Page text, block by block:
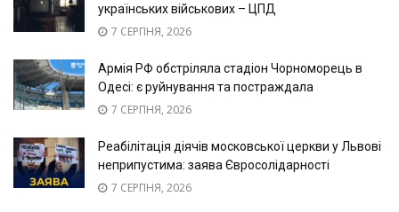
українських військових – ЦПД
7 СЕРПНЯ, 2026
Армія РФ обстріляла стадіон Чорноморець в
Одесі: є руйнування та постраждала
7 СЕРПНЯ, 2026
Реабілітація діячів московської церкви у Львові
неприпустима: заява Євросолідарності
7 СЕРПНЯ, 2026